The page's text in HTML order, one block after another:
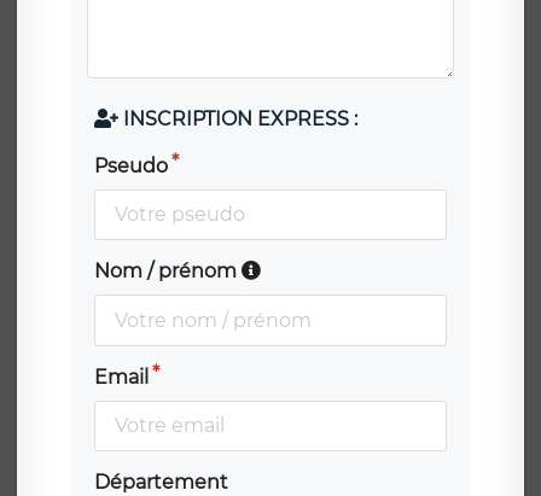
INSCRIPTION EXPRESS :
Pseudo
Nom / prénom
Email
Département